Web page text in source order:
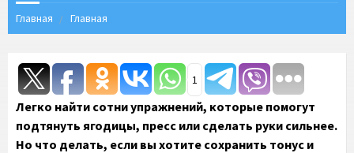
Главная Главная
1
Легко найти сотни упражнений, которые помогут
подтянуть ягодицы, пресс или сделать руки сильнее.
Но что делать, если вы хотите сохранить тонус и